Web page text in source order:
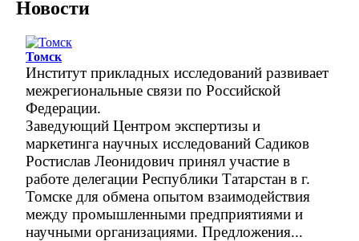
Новости
Томск
Институт прикладных исследований развивает
межрегиональные связи по Российской
Федерации.
Заведующий Центром экспертизы и
маркетинга научных исследований Садиков
Ростислав Леонидович принял участие в
работе делегации Республики Татарстан в г.
Томске для обмена опытом взаимодействия
между промышленными предприятиями и
научными организациями. Предложения...